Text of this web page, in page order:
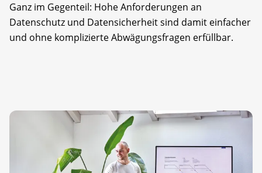
Ganz im Gegenteil: Hohe Anforderungen an
Datenschutz und Datensicherheit sind damit einfacher
und ohne komplizierte Abwägungsfragen erfüllbar.